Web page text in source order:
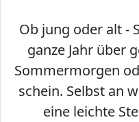
Ob jung oder alt -
ganze Jahr über
Sommermorgen
schein. Selbst an
eine leichte